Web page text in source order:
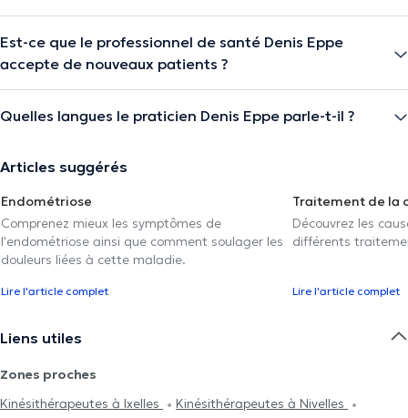
Est-ce que le professionnel de santé Denis Eppe
accepte de nouveaux patients ?
Quelles langues le praticien Denis Eppe parle-t-il ?
Articles suggérés
Endométriose
Comprenez mieux les symptômes de
l'endométriose ainsi que comment soulager les
douleurs liées à cette maladie.
Lire l'article complet
Traitement de la
Découvrez les
différents
Lire l'article complet
Liens utiles
Zones proches
Kinésithérapeutes à Ixelles
Kinésithérapeutes à Nivelles